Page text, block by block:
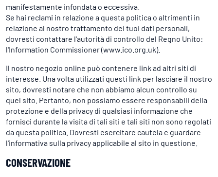
manifestamente infondata o eccessiva.
Se hai reclami in relazione a questa politica o altrimenti in
relazione al nostro trattamento dei tuoi dati personali,
dovresti contattare l'autorità di controllo del Regno Unito:
l'Information Commissioner (www.ico.org.uk).
Il nostro negozio online può contenere link ad altri siti di
interesse. Una volta utilizzati questi link per lasciare il nostro
sito, dovresti notare che non abbiamo alcun controllo su
quel sito. Pertanto, non possiamo essere responsabili della
protezione e della privacy di qualsiasi informazione che
fornisci durante la visita di tali siti e tali siti non sono regolati
da questa politica. Dovresti esercitare cautela e guardare
l'informativa sulla privacy applicabile al sito in questione.
CONSERVAZIONE